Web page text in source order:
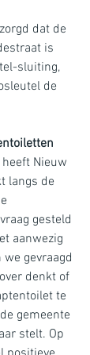
dat de
is
sluiting,
de
Nieuw
langs de
gesteld
aanwezig
gevraagd
denkt of
te
gemeente
stelt. Op